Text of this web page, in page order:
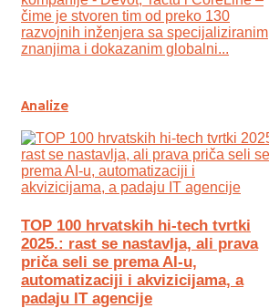
čime je stvoren tim od preko 130
razvojnih inženjera sa specijaliziranim
znanjima i dokazanim globalni...
Analize
TOP 100 hrvatskih hi-tech tvrtki
2025.: rast se nastavlja, ali prava
priča seli se prema AI-u,
automatizaciji i akvizicijama, a
padaju IT agencije